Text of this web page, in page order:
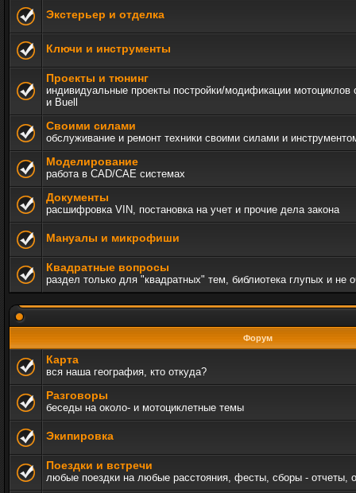
Экстерьер и отделка
Ключи и инструменты
Проекты и тюнинг
индивидуальные проекты постройки/модификации мотоциклов
и Buell
Своими силами
обслуживание и ремонт техники своими силами и
Моделирование
работа в CAD/CAE системах
Документы
расшифровка VIN, постановка на учет и прочие дела закона
Мануалы и микрофиши
Квадратные вопросы
раздел только для "квадратных" тем, библиотека глупых и не
Форум
Карта
вся наша география, кто откуда?
Разговоры
беседы на около- и мотоциклетные темы
Экипировка
Поездки и встречи
любые поездки на любые расстояния, фесты, сборы - отчеты,